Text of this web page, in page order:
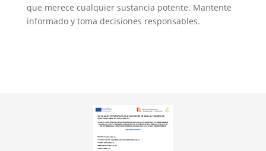
que merece cualquier sustancia potente. Mantente
informado y toma decisiones responsables.